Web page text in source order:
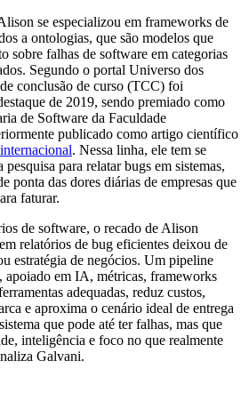
se especializou em frameworks de
a ontologias, que são modelos que
sobre falhas de software em categorias
Segundo o portal Universo dos
conclusão de curso (TCC) foi
de 2019, sendo premiado como
de Software da Faculdade
publicado como artigo científico
. Nessa linha, ele tem se
para relatar bugs em sistemas,
ponta das dores diárias de empresas que
faturar.
de software, o recado de Alison
relatórios de bug eficientes deixou de
estratégia de negócios. Um pipeline
apoiado em IA, métricas, frameworks
adequadas, reduz custos,
e aproxima o cenário ideal de entrega
que pode até ter falhas, mas que
inteligência e foco no que realmente
Galvani.